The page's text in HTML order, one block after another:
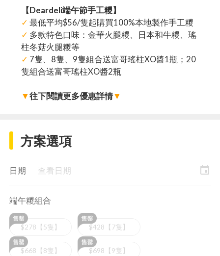
【Deardeli端午節手工糭】
✓ 最低平均$56/隻起購買100%本地製作手工糭
✓ 多款特色口味：金華火腿糭、日本和牛糭、瑤
柱冬菇火腿糭等
✓ 7隻、8隻、9隻組合送富哥瑤柱XO醬1瓶；20
隻組合送富哥瑤柱XO醬2瓶
▼往下閱讀更多優惠詳情▼
方案選項
日期 查看日期 event
端午糭組合
$278【5隻】 $428【7隻】
$668【8隻】 $698【9隻】